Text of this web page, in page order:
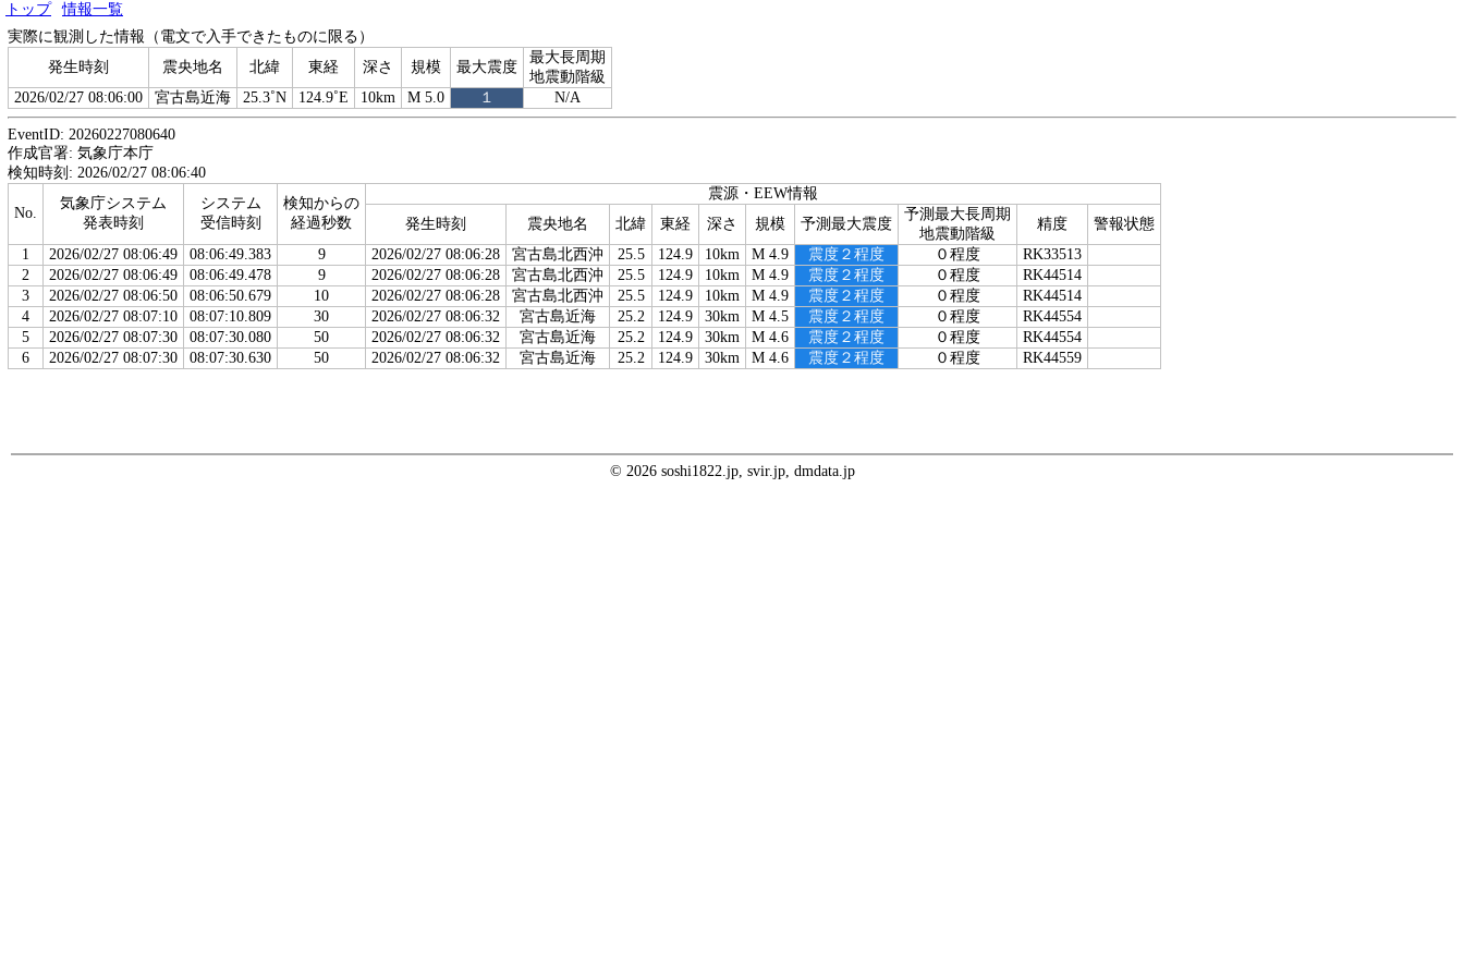
トップ
情報一覧
実際に観測した情報（電文で入手できたものに限る）
発生時刻
震央地名 北緯 東経 深さ 規模 最大震度
最大長周期
地震動階級
2026/02/27 08:06:00
宮古島近海 25.3˚N 124.9˚E 10km M 5.0 １ N/A
EventID: 20260227080640
作成官署: 気象庁本庁
検知時刻: 2026/02/27 08:06:40
No.
気象庁システム
発表時刻
システム
受信時刻
検知からの
経過秒数
震源・EEW情報
発生時刻
震央地名 北緯 東経 深さ 規模 予測最大震度
予測最大長周期
地震動階級
精度
警報状態
1
2026/02/27 08:06:49 08:06:49.383 9 2026/02/27 08:06:28 宮古島北西沖 25.5 124.9 10km M 4.9 震度２程度 ０程度
RK33513
2
2026/02/27 08:06:49 08:06:49.478 9 2026/02/27 08:06:28 宮古島北西沖 25.5 124.9 10km M 4.9 震度２程度 ０程度
RK44514
3
2026/02/27 08:06:50 08:06:50.679 10 2026/02/27 08:06:28 宮古島北西沖 25.5 124.9 10km M 4.9 震度２程度 ０程度
RK44514
4
2026/02/27 08:07:10 08:07:10.809 30 2026/02/27 08:06:32 宮古島近海 25.2 124.9 30km M 4.5 震度２程度 ０程度
RK44554
5
2026/02/27 08:07:30 08:07:30.080 50 2026/02/27 08:06:32 宮古島近海 25.2 124.9 30km M 4.6 震度２程度 ０程度
RK44554
6
2026/02/27 08:07:30 08:07:30.630 50 2026/02/27 08:06:32 宮古島近海 25.2 124.9 30km M 4.6 震度２程度 ０程度 RK44559
© 2026 soshi1822.jp, svir.jp, dmdata.jp